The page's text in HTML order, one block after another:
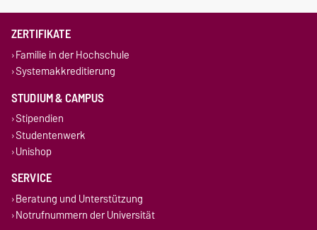
ZERTIFIKATE
Familie in der Hochschule
Systemakkreditierung
STUDIUM & CAMPUS
Stipendien
Studentenwerk
Unishop
SERVICE
Beratung und Unterstützung
Notrufnummern der Universität